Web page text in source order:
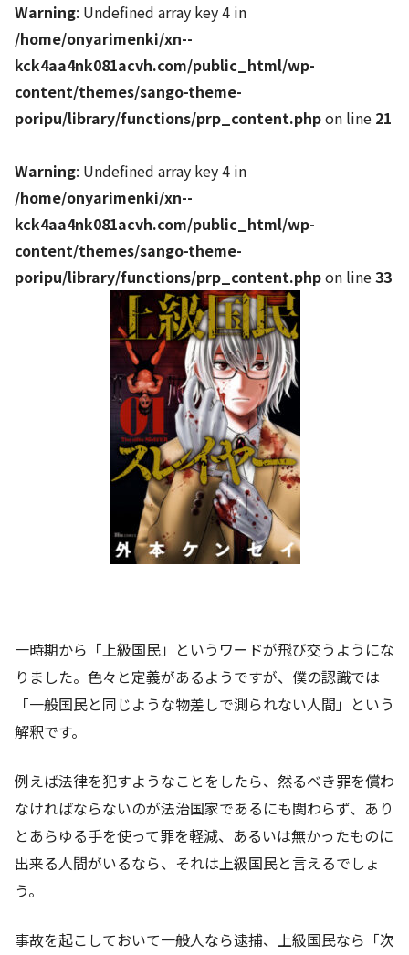
Warning: Undefined array key 4 in
/home/onyarimenki/xn--
kck4aa4nk081acvh.com/public_html/wp-
content/themes/sango-theme-
poripu/library/functions/prp_content.phpon line 21
Warning: Undefined array key 4 in
/home/onyarimenki/xn--
kck4aa4nk081acvh.com/public_html/wp-
content/themes/sango-theme-
poripu/library/functions/prp_content.phpon line33
一時期から「上級国民」というワードが飛び交うようにな
りました。色々と定義があるようですが、僕の認識では
「一般国民と同じような物差しで測られない人間」という
解釈です。
例えば法律を犯すようなことをしたら、然るべき罪を償わ
なければならないのが法治国家であるにも関わらず、あり
とあらゆる手を使って罪を軽減、あるいは無かったものに
出来る人間がいるなら、それは上級国民と言えるでしょ
う。
事故を起こしておいて一般人なら逮捕、上級国民なら「次